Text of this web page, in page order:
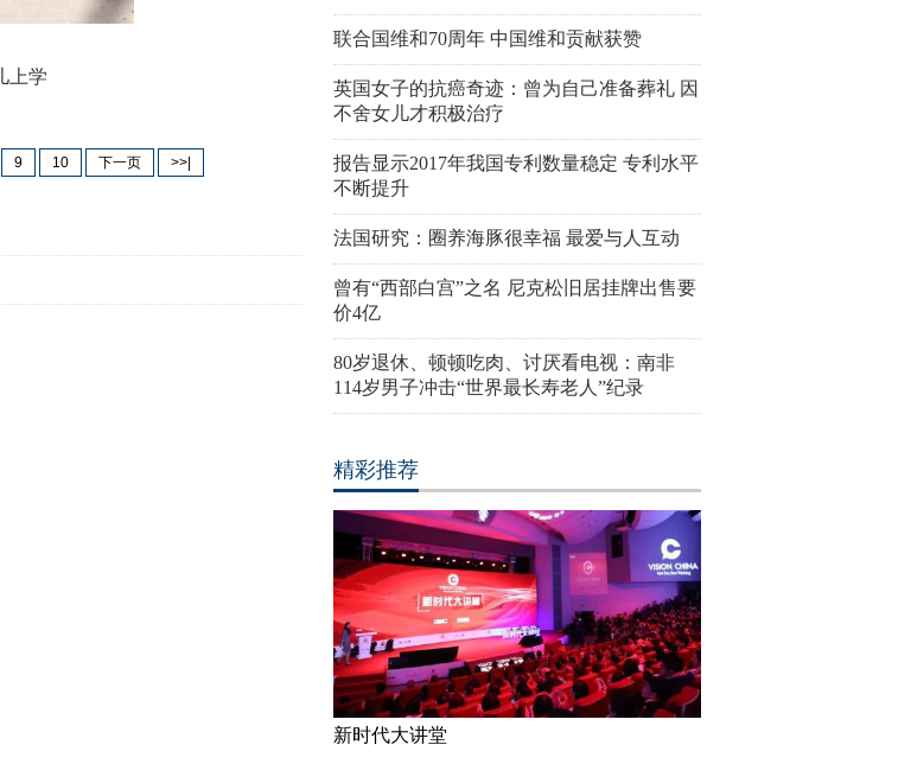
学
9 10 下一页 >>|
联合国维和70周年 中国维和贡献获赞
英国女子的抗癌奇迹：曾为自己准备葬礼 因
不舍女儿才积极治疗
报告显示2017年我国专利数量稳定 专利水平
不断提升
法国研究：圈养海豚很幸福 最爱与人互动
曾有“西部白宫”之名 尼克松旧居挂牌出售要
价4亿
80岁退休、顿顿吃肉、讨厌看电视：南非
114岁男子冲击“世界最长寿老人”纪录
精彩推荐
新时代大讲堂